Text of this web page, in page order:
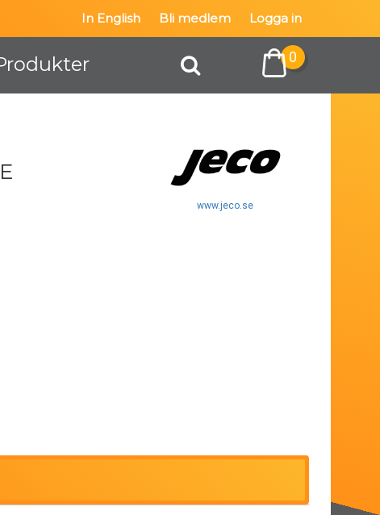
In English Bli medlem Logga in
0
www.jeco.se